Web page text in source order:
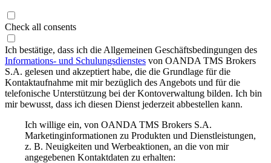
Check all consents
Ich bestätige, dass ich die Allgemeinen Geschäftsbedingungen des
Informations- und Schulungsdienstes von OANDA TMS Brokers
S.A. gelesen und akzeptiert habe, die die Grundlage für die
Kontaktaufnahme mit mir bezüglich des Angebots und für die
telefonische Unterstützung bei der Kontoverwaltung bilden. Ich bin
mir bewusst, dass ich diesen Dienst jederzeit abbestellen kann.
Ich willige ein, von OANDA TMS Brokers S.A.
Marketinginformationen zu Produkten und Dienstleistungen,
z. B. Neuigkeiten und Werbeaktionen, an die von mir
angegebenen Kontaktdaten zu erhalten: